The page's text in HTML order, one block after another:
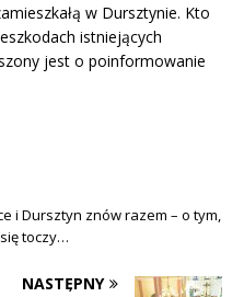
w Dursztynie. Kto
istniejących
jest o poinformowanie
i Dursztyn znów razem – o tym,
toczy…
NASTĘPNY